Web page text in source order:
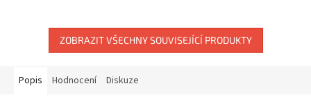
ZOBRAZIT VŠECHNY SOUVISEJÍCÍ PRODUKTY
Popis Hodnocení Diskuze